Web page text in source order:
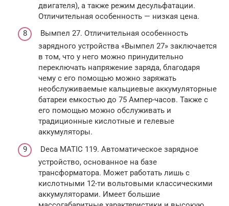
двигателя), а также режим десульфатации.
Отличительная особенность — низкая цена.
Вымпел 27. Отличительная особенность
зарядного устройства «Вымпел 27» заключается
в том, что у него можно принудительно
переключать напряжение заряда, благодаря
чему с его помощью можно заряжать
необслуживаемые кальциевые аккумуляторные
батареи емкостью до 75 Ампер-часов. Также с
его помощью можно обслуживать и
традиционные кислотные и гелевые
аккумуляторы.
Deca MATIC 119. Автоматическое зарядное
устройство, основанное на базе
трансформатора. Может работать лишь с
кислотными 12-ти вольтовыми классическими
аккумуляторами. Имеет большие